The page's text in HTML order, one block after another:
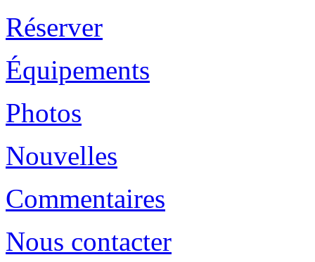
Réserver
Équipements
Photos
Nouvelles
Commentaires
Nous contacter